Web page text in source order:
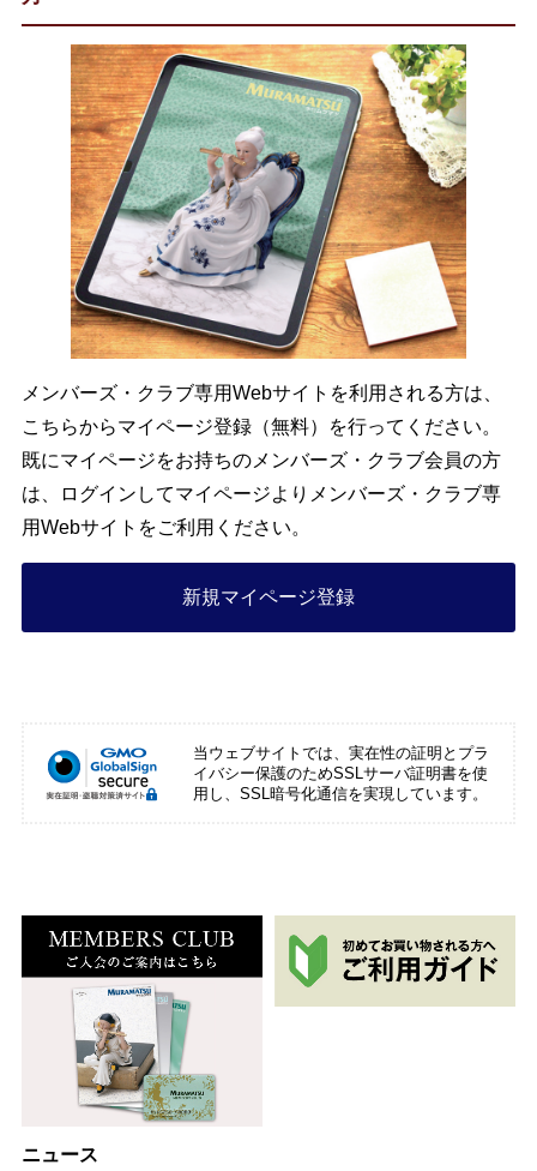
メンバーズ・クラブ専用Webサイトを利用される方は、
こちらからマイページ登録（無料）を行ってください。
既にマイページをお持ちのメンバーズ・クラブ会員の方
は、ログインしてマイページよりメンバーズ・クラブ専
用Webサイトをご利用ください。
新規マイページ登録
当ウェブサイトでは、実在性の証明とプラ
イバシー保護のためSSLサーバ証明書を使
用し、SSL暗号化通信を実現しています。
ニュース